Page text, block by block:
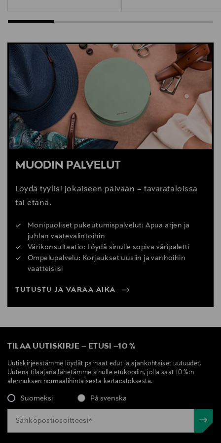
MUODIN PALVELUT
Löydä tyylisi jokaiseen päivään – tavarataloissa
tai etänä.
Monipuoliset pukeutumispalvelut: Apua arjen ja
juhlan vaatevalintoihin
Värikonsultaatio: Löydä sinulle sopiva väripaletti
Ompelupalvelu: Korjaukset uusiin ja vanhoihin
vaatteisiisi
TUTUSTU JA VARAA AIKA
TILAA UUTISKIRJE – ETUSI –10 %
Uutiskirjeestämme löydät parhaat edut ja ajankohtaiset uutuudet.
Uutena tilaajana lähetämme sinulle etukoodin, jolla saat 10 %:n
alennuksen normaalihintaisesta kertaostoksesta.
Suomeksi På svenska